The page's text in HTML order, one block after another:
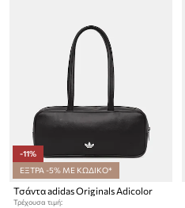
-11%
ΕΞΤΡΑ -5% ΜΕ ΚΩΔΙΚΟ*
Τσάντα adidas Originals Adicolor
Τρέχουσα τιμή: